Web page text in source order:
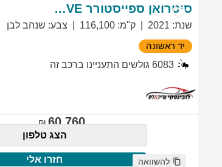
סיטרואן ספייסטורר EXCLUSIVE
שנת:
2021 ק"מ:
116,100 צבע: שנהב לבן
יד ראשונה
6083 גולשים התעניינו ברכב זה
60,760
הצג טלפון
חזרו אלי להשוואה